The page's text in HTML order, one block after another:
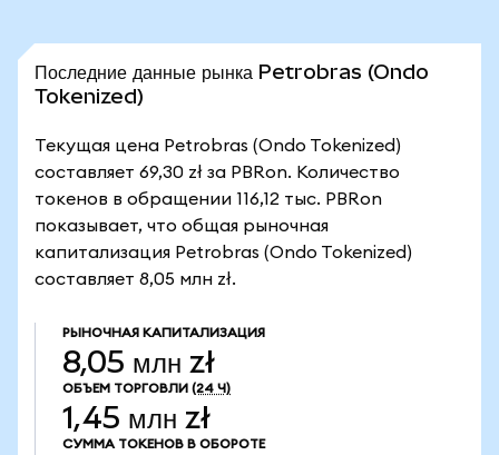
Последние данные рынка Petrobras (Ondo
Tokenized)
Текущая цена Petrobras (Ondo Tokenized)
составляет 69,30 zł за PBRon. Количество
токенов в обращении 116,12 тыс. PBRon
показывает, что общая рыночная
капитализация Petrobras (Ondo Tokenized)
составляет 8,05 млн zł.
РЫНОЧНАЯ КАПИТАЛИЗАЦИЯ
8,05 млн zł
ОБЪЕМ ТОРГОВЛИ (24 Ч)
1,45 млн zł
СУММА ТОКЕНОВ В ОБОРОТЕ